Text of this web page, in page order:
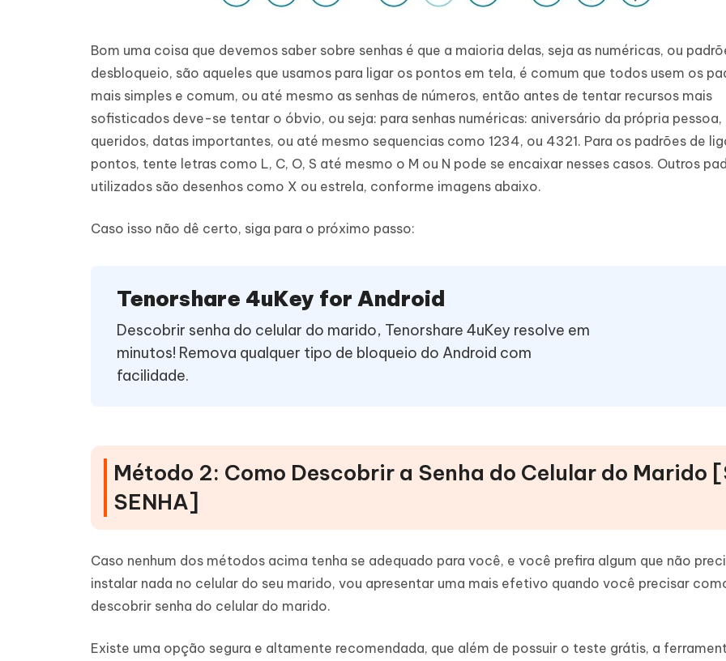
Bom uma coisa que devemos saber sobre senhas é que a maioria delas, seja as numéricas, ou
desbloqueio, são aqueles que usamos para ligar os pontos em tela, é comum que todos usem os
mais simples e comum, ou até mesmo as senhas de números, então antes de tentar recursos mais
sofisticados deve-se tentar o óbvio, ou seja: para senhas numéricas: aniversário da própria pessoa,
queridos, datas importantes, ou até mesmo sequencias como 1234, ou 4321. Para os padrões de
pontos, tente letras como L, C, O, S até mesmo o M ou N pode se encaixar nesses casos. Outros
utilizados são desenhos como X ou estrela, conforme imagens abaixo.
Caso isso não dê certo, siga para o próximo passo:
Tenorshare 4uKey for Android
Descobrir senha do celular do marido, Tenorshare 4uKey resolve em
minutos! Remova qualquer tipo de bloqueio do Android com
facilidade.
Método 2: Como Descobrir a Senha do Celular do Marido
SENHA]
Caso nenhum dos métodos acima tenha se adequado para você, e você prefira algum que não
instalar nada no celular do seu marido, vou apresentar uma mais efetivo quando você precisar
descobrir senha do celular do marido.
Existe uma opção segura e altamente recomendada, que além de possuir o teste grátis, a